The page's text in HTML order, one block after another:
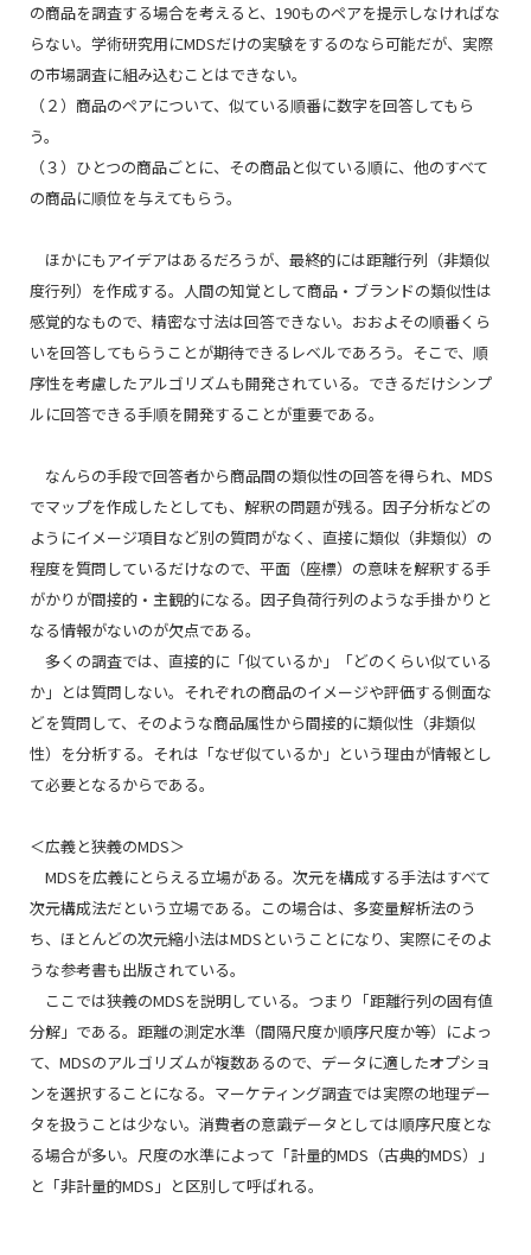
の商品を調査する場合を考えると、190ものペアを提示しなければな
らない。学術研究用にMDSだけの実験をするのなら可能だが、実際
の市場調査に組み込むことはできない。
（２）商品のペアについて、似ている順番に数字を回答してもら
う。
（３）ひとつの商品ごとに、その商品と似ている順に、他のすべて
の商品に順位を与えてもらう。
ほかにもアイデアはあるだろうが、最終的には距離行列（非類似
度行列）を作成する。人間の知覚として商品・ブランドの類似性は
感覚的なもので、精密な寸法は回答できない。おおよその順番くら
いを回答してもらうことが期待できるレベルであろう。そこで、順
序性を考慮したアルゴリズムも開発されている。できるだけシンプ
ルに回答できる手順を開発することが重要である。
なんらの手段で回答者から商品間の類似性の回答を得られ、MDS
でマップを作成したとしても、解釈の問題が残る。因子分析などの
ようにイメージ項目など別の質問がなく、直接に類似（非類似）の
程度を質問しているだけなので、平面（座標）の意味を解釈する手
がかりが間接的・主観的になる。因子負荷行列のような手掛かりと
なる情報がないのが欠点である。
多くの調査では、直接的に「似ているか」「どのくらい似ている
か」とは質問しない。それぞれの商品のイメージや評価する側面な
どを質問して、そのような商品属性から間接的に類似性（非類似
性）を分析する。それは「なぜ似ているか」という理由が情報とし
て必要となるからである。
＜広義と狭義のMDS＞
MDSを広義にとらえる立場がある。次元を構成する手法はすべて
次元構成法だという立場である。この場合は、多変量解析法のう
ち、ほとんどの次元縮小法はMDSということになり、実際にそのよ
うな参考書も出版されている。
ここでは狭義のMDSを説明している。つまり「距離行列の固有値
分解」である。距離の測定水準（間隔尺度か順序尺度か等）によっ
て、MDSのアルゴリズムが複数あるので、データに適したオプショ
ンを選択することになる。マーケティング調査では実際の地理デー
タを扱うことは少ない。消費者の意識データとしては順序尺度とな
る場合が多い。尺度の水準によって「計量的MDS（古典的MDS）」
と「非計量的MDS」と区別して呼ばれる。